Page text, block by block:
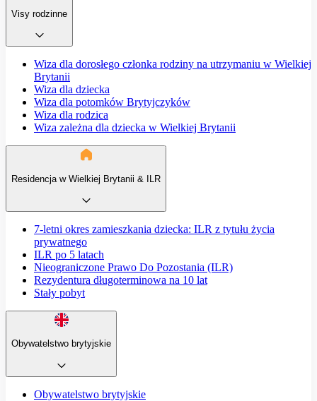
Visy rodzinne
Wiza dla dorosłego członka rodziny na utrzymaniu w Wielkiej
Brytanii
Wiza dla dziecka
Wiza dla potomków Brytyjczyków
Wiza dla rodzica
Wiza zależna dla dziecka w Wielkiej Brytanii
Residencja w Wielkiej Brytanii & ILR
7-letni okres zamieszkania dziecka: ILR z tytułu życia
prywatnego
ILR po 5 latach
Nieograniczone Prawo Do Pozostania (ILR)
Rezydentura długoterminowa na 10 lat
Stały pobyt
Obywatelstwo brytyjskie
Obywatelstwo brytyjskie